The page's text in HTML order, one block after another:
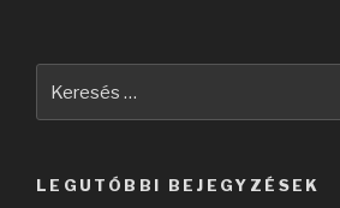
LEGUTÓBBI BEJEGYZÉSEK